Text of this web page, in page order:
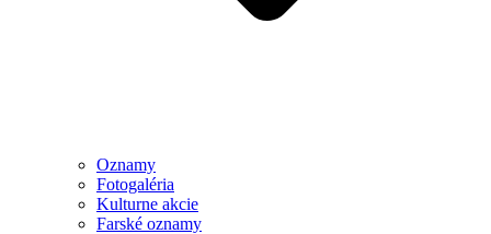
Oznamy
Fotogaléria
Kulturne akcie
Farské oznamy